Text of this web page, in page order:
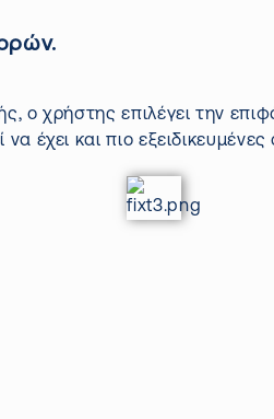
ο χρήστης επιλέγει την
να έχει και πιο